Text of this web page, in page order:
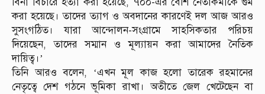
করা হয়েছে। তাদের ত্যাগ ও অবদানের কারণেই দল আজ আরও
সুসংগঠিত। যারা আন্দোলন-সংগ্রামে সাহসিকতার পরিচয়
দিয়েছেন, তাদের সম্মান ও মূল্যায়ন করা আমাদের নৈতিক
দায়িত্ব।’
তিনি আরও বলেন, ‘এখন মূল কাজ হলো তারেক রহমানের
নেতৃত্বে দেশ গঠনে ভূমিকা রাখা। অতীতে জেল খেটেছেন বা